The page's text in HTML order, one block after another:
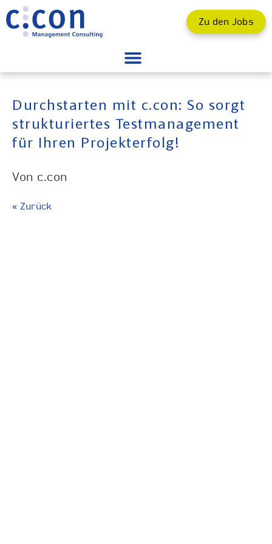
Zu den Jobs
Durchstarten mit c.con: So sorgt
strukturiertes Testmanagement
für Ihren Projekterfolg!
c.con
« Zurück